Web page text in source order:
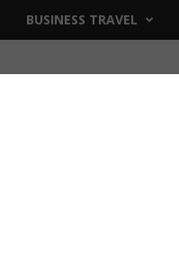
BUSINESS TRAVEL